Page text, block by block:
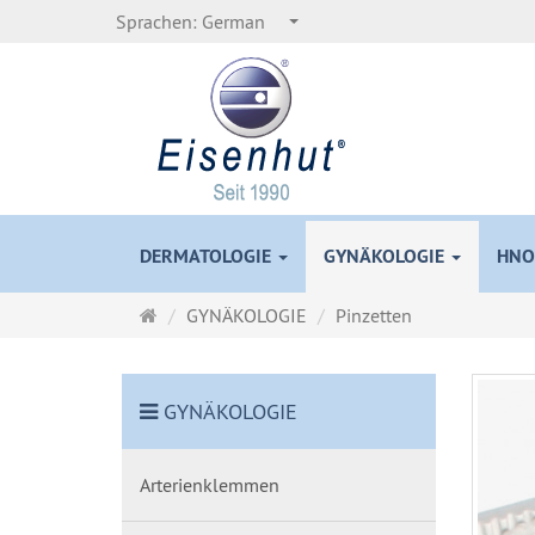
Sprachen: German
DERMATOLOGIE GYNÄKOLOGIE
Startseite
GYNÄKOLOGIE Pinzetten
GYNÄKOLOGIE
Arterienklemmen